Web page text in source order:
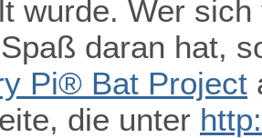
wurde. Wer
daran hat,
Pi® Bat Project
die unter